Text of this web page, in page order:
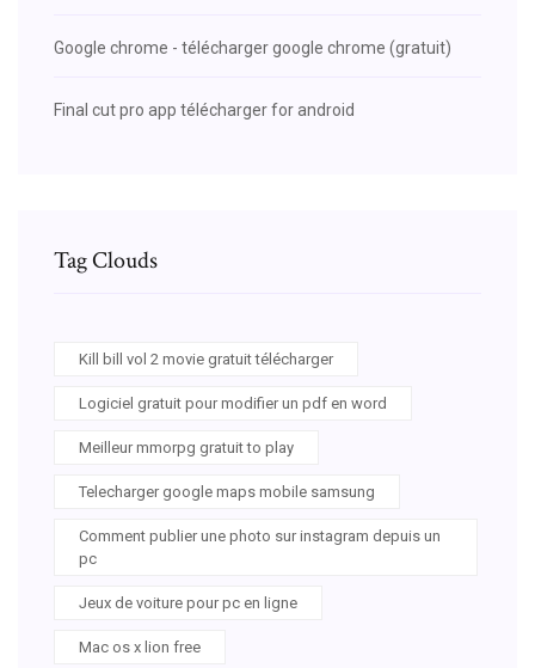
Google chrome - télécharger google chrome (gratuit)
Final cut pro app télécharger for android
Tag Clouds
Kill bill vol 2 movie gratuit télécharger
Logiciel gratuit pour modifier un pdf en word
Meilleur mmorpg gratuit to play
Telecharger google maps mobile samsung
Comment publier une photo sur instagram depuis un
pc
Jeux de voiture pour pc en ligne
Mac os x lion free